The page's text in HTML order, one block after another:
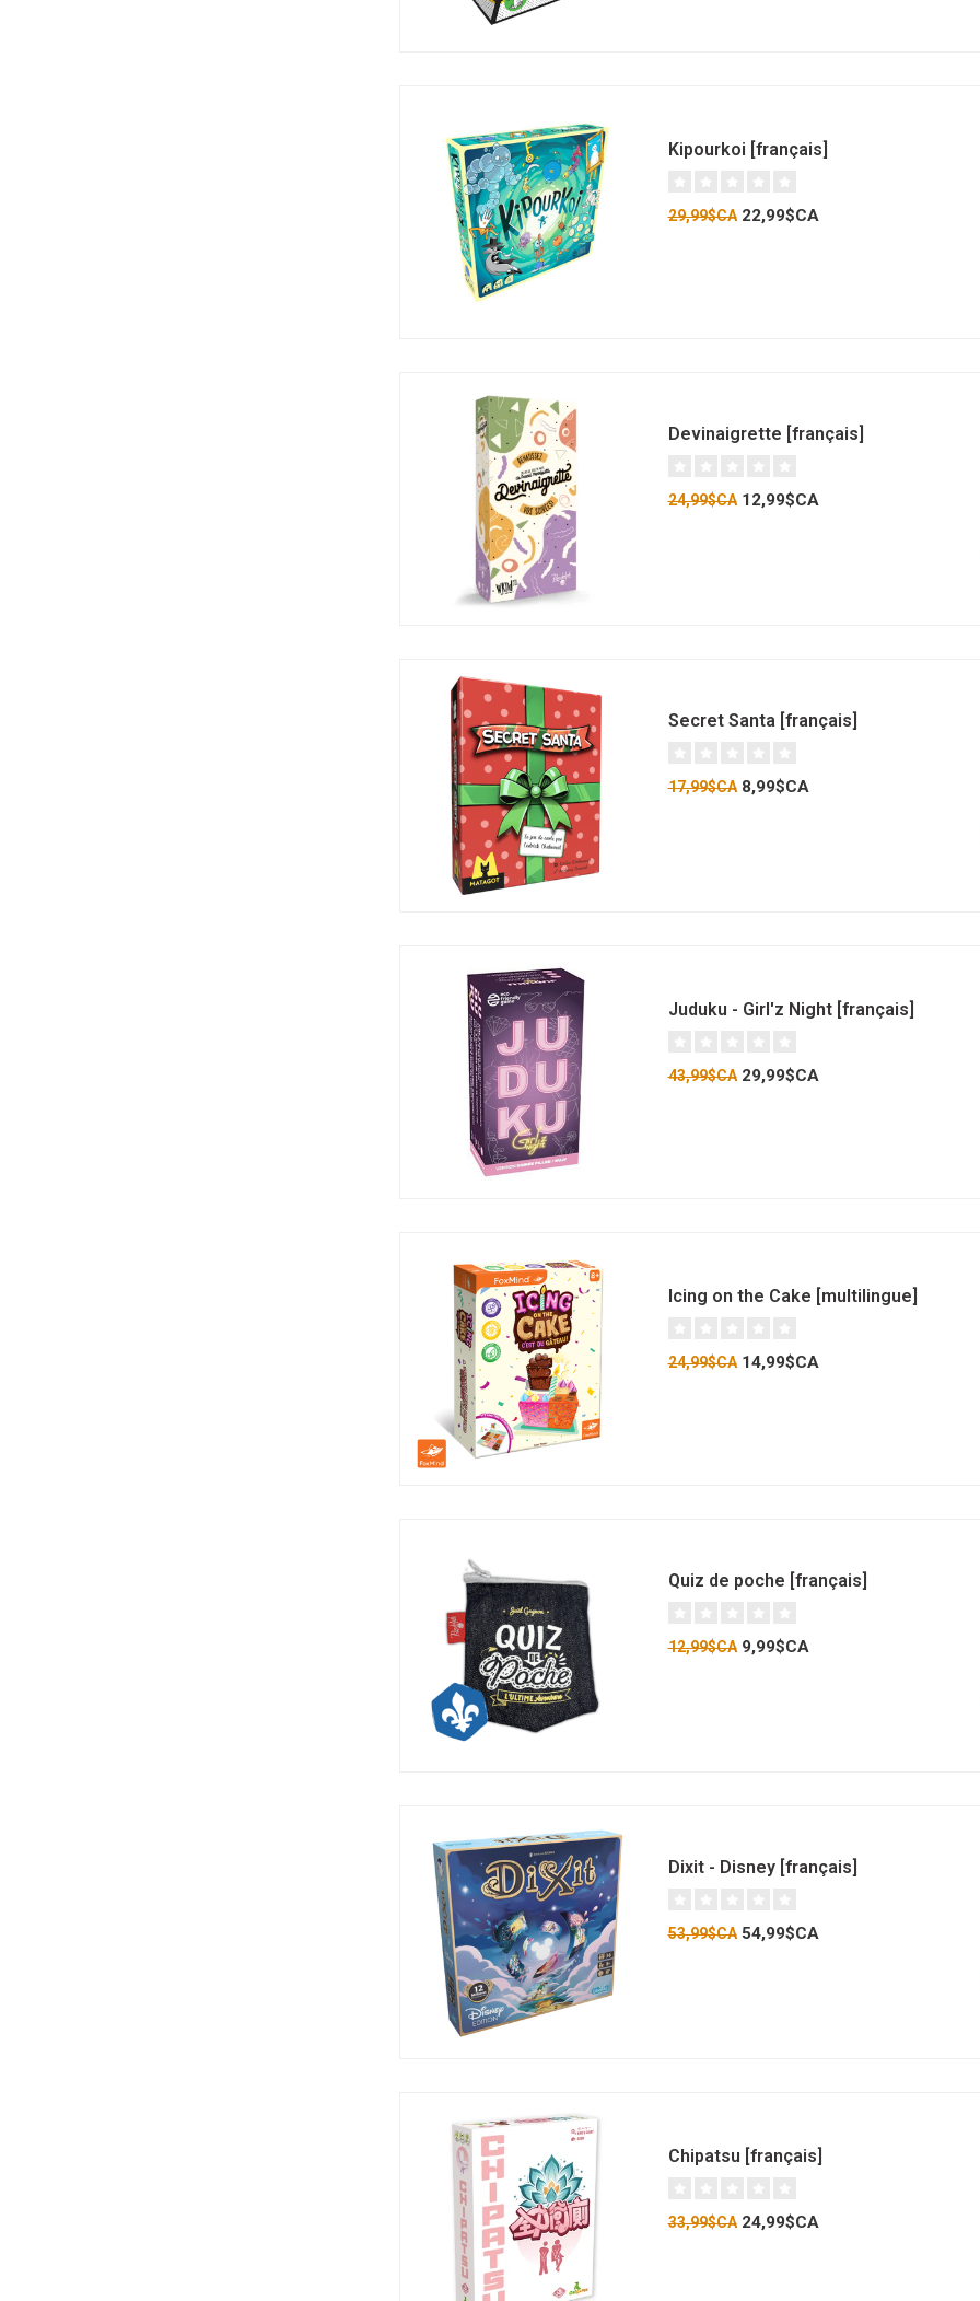
Kipourkoi [français]
29,99$CA22,99$CA
Devinaigrette [français]
24,99$CA12,99$CA
Secret Santa [français]
17,99$CA8,99$CA
Juduku - Girl'z Night [français]
43,99$CA29,99$CA
Icing on the Cake [multilingue]
24,99$CA14,99$CA
Quiz de poche [français]
12,99$CA9,99$CA
Dixit - Disney [français]
53,99$CA54,99$CA
Chipatsu [français]
33,99$CA24,99$CA